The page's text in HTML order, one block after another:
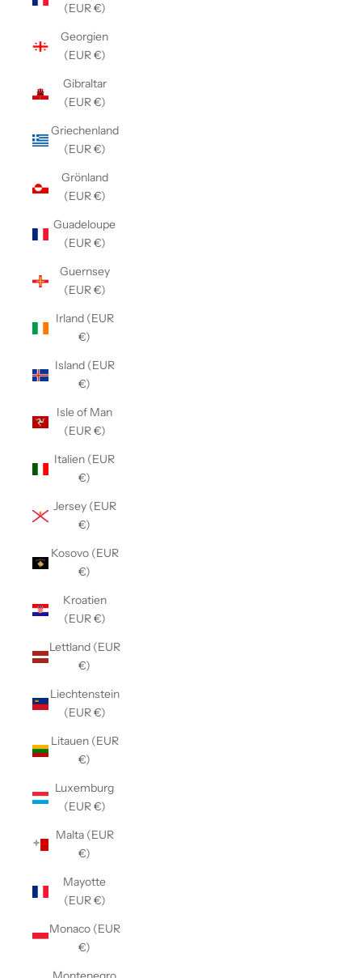
(EUR €)
Georgien
(EUR €)
Gibraltar
(EUR €)
Griechenland
(EUR €)
Grönland
(EUR €)
Guadeloupe
(EUR €)
Guernsey
(EUR €)
Irland (EUR
€)
Island (EUR
€)
Isle of Man
(EUR €)
Italien (EUR
€)
Jersey (EUR
€)
Kosovo (EUR
€)
Kroatien
(EUR €)
Lettland (EUR
€)
Liechtenstein
(EUR €)
Litauen (EUR
€)
Luxemburg
(EUR €)
Malta (EUR
€)
Mayotte
(EUR €)
Monaco (EUR
€)